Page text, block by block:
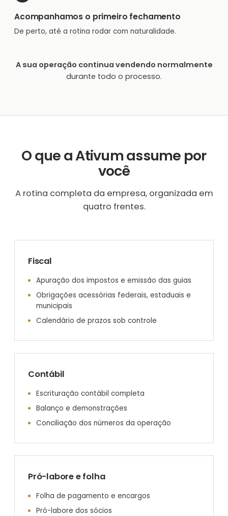
Acompanhamos o primeiro fechamento
De perto, até a rotina rodar com naturalidade.
A sua operação continua vendendo normalmente
durante todo o processo.
O que a Ativum assume por
você
A rotina completa da empresa, organizada em
quatro frentes.
Fiscal
Apuração dos impostos e emissão das guias
Obrigações acessórias federais, estaduais e
municipais
Calendário de prazos sob controle
Contábil
Escrituração contábil completa
Balanço e demonstrações
Conciliação dos números da operação
Pró-labore e folha
Folha de pagamento e encargos
Pró-labore dos sócios